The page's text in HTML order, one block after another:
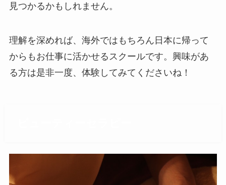
見つかるかもしれません。
理解を深めれば、海外ではもちろん日本に帰って
からもお仕事に活かせるスクールです。興味があ
る方は是非一度、体験してみてくださいね！